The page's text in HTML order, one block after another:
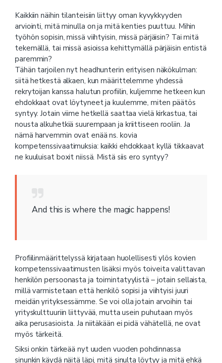
Kaikkiin näihin tilanteisiin liittyy oman kyvykkyyden
arviointi, mitä minulla on ja mitä kenties puuttuu. Mihin
työhön sopisin, missä viihtyisin, missä pärjäisin? Tai mitä
tekemällä, tai missä asioissa kehittymällä pärjäisin entistä
paremmin?
Tähän tarjoilen nyt headhunterin erityisen näkökulman:
siitä hetkestä alkaen, kun määrittelemme yhdessä
rekrytoijan kanssa halutun profiilin, kuljemme hetkeen kun
ehdokkaat ovat löytyneet ja kuulemme, miten päätös
syntyy. Jotain viime hetkellä saattaa vielä kirkastua, tai
nousta alkuhetkiä suurempaan ja kriittiseen rooliin. Ja
nämä harvemmin ovat enää ns. kovia
kompetenssivaatimuksia: kaikki ehdokkaat kyllä tikkaavat
ne kuuluisat boxit niissä. Mistä siis ero syntyy?
And this is where the magic happens!
Profiilinmäärittelyssä kirjataan huolellisesti ylös kovien
kompetenssivaatimusten lisäksi myös toiveita valittavan
henkilön persoonasta ja toimintatyylistä – jotain sellaista,
millä varmistetaan että henkilö sopisi ja viihtyisi juuri
meidän yrityksessämme. Se voi olla jotain arvoihin tai
yrityskulttuuriin liittyvää, mutta usein puhutaan myös
aika perusasioista. Ja niitäkään ei pidä vähätellä, ne ovat
myös tärkeitä.
Siksi onkin tärkeää nyt uuden vuoden pohdinnassa
sinunkin käydä näitä läpi, mitä sinulta löytyy ja mitä ehkä